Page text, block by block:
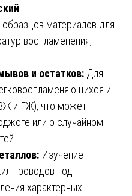
материалов для
воспламенения,
и остатков: Для
и
и ГЖ), что может
или о случайном
Изучение
проводов под
характерных